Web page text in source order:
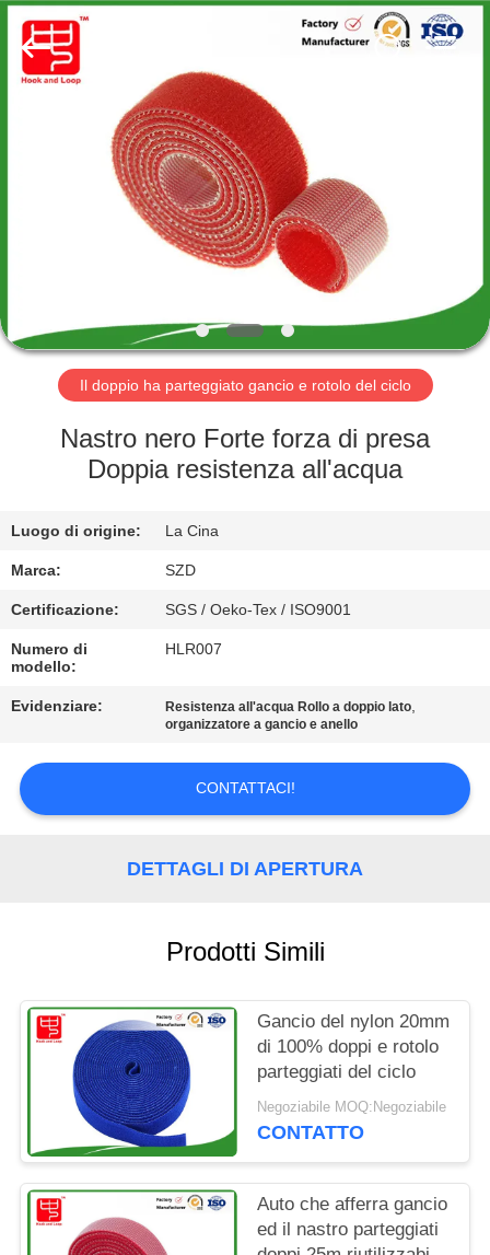
PRODOTTI
NOI
VISITA
DELLA
FABBRICA
CONTROLLO
DELLA
QUALITÀ
CONTATTACI
CHIEDI UN
SITO
POLITICA
SULLA
PRIVACY
Shenzhen
Zhongda
Il doppio ha parteggiato gancio e rotolo del ciclo
Nastro nero Forte forza di presa
Doppia resistenza all'acqua
Luogo di origine: La Cina
Marca: SZD
Certificazione: SGS / Oeko-Tex / ISO9001
Numero di
modello:
HLR007
Evidenziare: Resistenza all'acqua Rollo a doppio lato,
organizzatore a gancio e anello
CONTATTACI!
DETTAGLI DI APERTURA
Prodotti Simili
Gancio del nylon 20mm
di 100% doppi e rotolo
parteggiati del ciclo
Negoziabile MOQ:Negoziabile
CONTATTO
Auto che afferra gancio
ed il nastro parteggiati